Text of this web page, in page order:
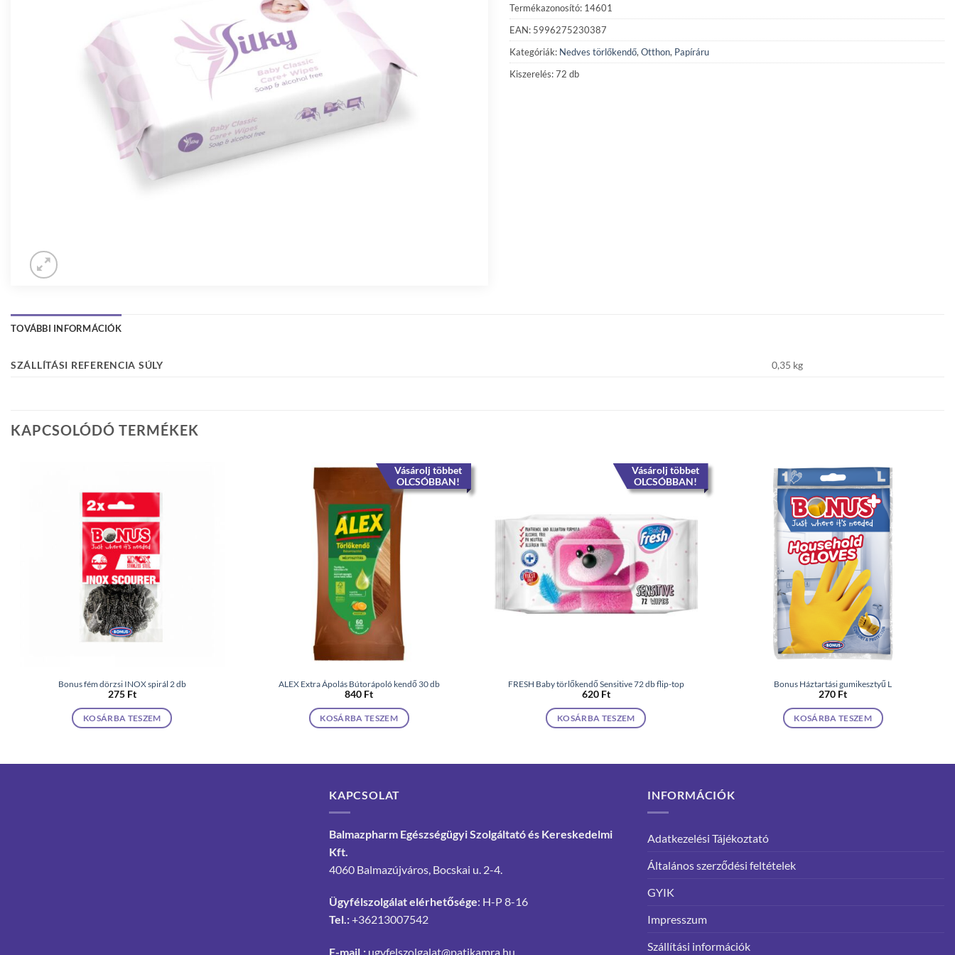
Termékazonosító: 14601
EAN: 5996275230387
Kategóriák: Nedves törlőkendő, Otthon, Papíráru
Kiszerelés: 72 db
TOVÁBBI INFORMÁCIÓK
SZÁLLÍTÁSI REFERENCIA SÚLY 0,35 kg
KAPCSOLÓDÓ TERMÉKEK
Bonus fém dörzsi INOX spirál 2 db
275 Ft
KOSÁRBA TESZEM
Vásárolj többet
OLCSÓBBAN!
ALEX Extra Ápolás Bútorápoló kendő 30 db
840 Ft
KOSÁRBA TESZEM
Vásárolj többet
OLCSÓBBAN!
FRESH Baby törlőkendő Sensitive 72 db flip-top
620 Ft
KOSÁRBA TESZEM
Bonus Háztartási gumikesztyű L
270 Ft
KOSÁRBA TESZEM
KAPCSOLAT
Balmazpharm Egészségügyi Szolgáltató és Kereskedelmi
Kft.
4060 Balmazújváros, Bocskai u. 2-4.
Ügyfélszolgálat elérhetősége: H-P 8-16
Tel.:+36213007542
E-mail.: ugyfelszolgalat@patikamra.hu
INFORMÁCIÓK
Adatkezelési Tájékoztató
Általános szerződési feltételek
GYIK
Impresszum
Szállítási információk